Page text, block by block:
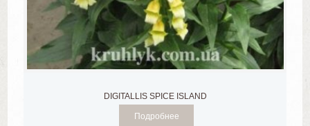
DIGITALLIS SPICE ISLAND
Подробнее